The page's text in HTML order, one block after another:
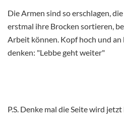
Die Armen sind so erschlagen,
erstmal ihre Brocken sortieren,
Arbeit können. Kopf hoch und an
denken: "Lebbe geht weiter"
P.S. Denke mal die Seite wird